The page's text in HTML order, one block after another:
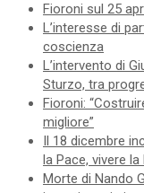
Fioroni sul 25
L’interesse di
coscienza
L’intervento di
Sturzo, tra
Fioroni:
migliore”
Il 18 dicembre
la Pace, vivere la
Morte di Nando